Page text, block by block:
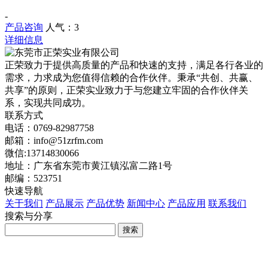
-
产品咨询 人气： 3
详细信息
正荣致力于提供高质量的产品和快速的支持，满足各行各业的
需求，力求成为您值得信赖的合作伙伴。秉承“共创、共赢、
共享”的原则，正荣实业致力于与您建立牢固的合作伙伴关
系，实现共同成功。
联系方式
电话：0769-82987758
邮箱：info@51zrfm.com
微信:13714830066
地址：广东省东莞市黄江镇泓富二路1号
邮编：523751
快速导航
关于我们 产品展示 产品优势 新闻中心 产品应用 联系我们
搜索与分享